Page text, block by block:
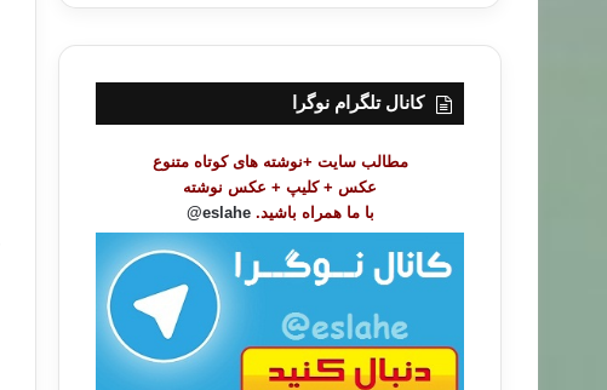
ت
ض
کانال تلگرام نوگرا
مطالب سایت +نوشته های کوتاه متنوع
عکس + کلیپ + عکس نوشته
با ما همراه باشید. eslahe@